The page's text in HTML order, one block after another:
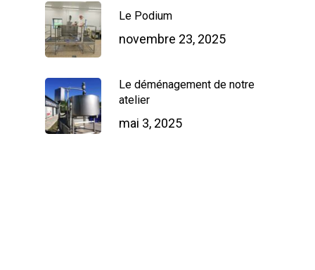
Le Podium
novembre 23, 2025
Le déménagement de notre
atelier
mai 3, 2025